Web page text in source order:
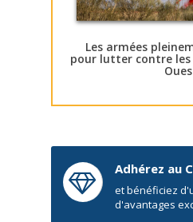
Les armées
pour lutter contre les
Adhérez au
et bénéficiez
d'avantages